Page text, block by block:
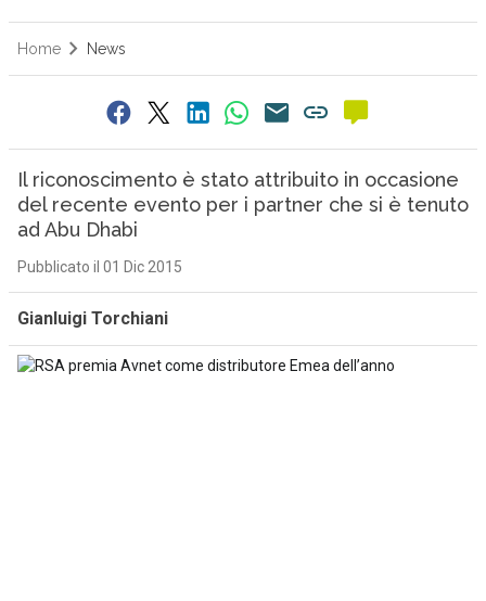
Home News
Il riconoscimento è stato attribuito in occasione
del recente evento per i partner che si è tenuto
ad Abu Dhabi
Pubblicato il 01 Dic 2015
Gianluigi Torchiani